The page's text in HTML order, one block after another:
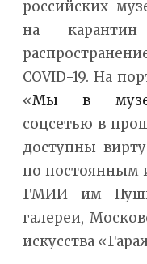
российских
на
COVID-19. На
«Мы в
соцсетью в
доступны
по постоянным
ГМИИ им
галереи,
искусства